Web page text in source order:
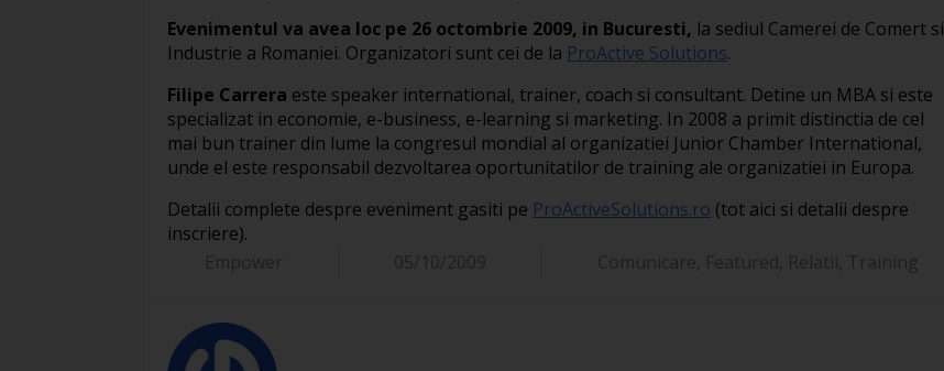
Evenimentul va avea loc pe 26 octombrie 2009, in Bucuresti, la sediul Camerei de Comert si
Industrie a Romaniei. Organizatori sunt cei de la ProActive Solutions.
Filipe Carrera este speaker international, trainer, coach si consultant. Detine un MBA si este
specializat in economie, e-business, e-learning si marketing. In 2008 a primit distinctia de cel
mai bun trainer din lume la congresul mondial al organizatiei Junior Chamber International,
unde el este responsabil dezvoltarea oportunitatilor de training ale organizatiei in Europa.
Detalii complete despre eveniment gasiti pe ProActiveSolutions.ro (tot aici si detalii despre
inscriere).